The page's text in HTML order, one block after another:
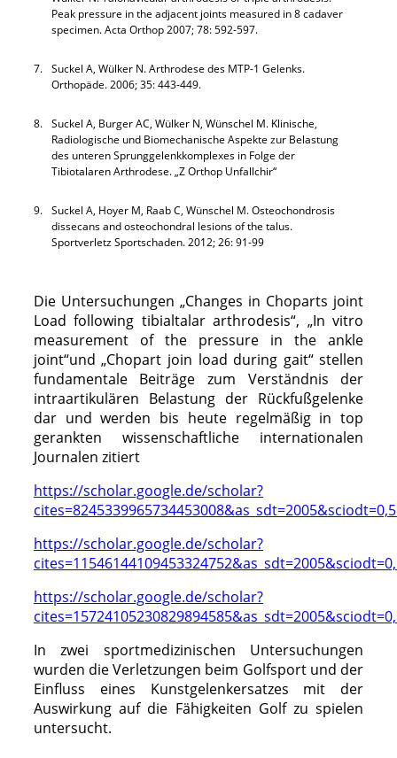
Peak pressure in the adjacent joints measured in 8 cadaver
specimen. Acta Orthop 2007; 78: 592-597.
7. Suckel A, Wülker N. Arthrodese des MTP-1 Gelenks.
Orthopäde. 2006; 35: 443-449.
8. Suckel A, Burger AC, Wülker N, Wünschel M. Klinische,
Radiologische und Biomechanische Aspekte zur Belastung
des unteren Sprunggelenkkomplexes in Folge der
Tibiotalaren Arthrodese. „Z Orthop Unfallchir“
9. Suckel A, Hoyer M, Raab C, Wünschel M. Osteochondrosis
dissecans and osteochondral lesions of the talus.
Sportverletz Sportschaden. 2012; 26: 91-99
Die Untersuchungen „Changes in Choparts joint
Load following tibialtalar arthrodesis“, „In vitro
measurement of the pressure in the ankle
joint“und „Chopart join load during gait“ stellen
fundamentale Beiträge zum Verständnis der
intraartikulären Belastung der Rückfußgelenke
dar und werden bis heute regelmäßig in top
gerankten wissenschaftliche internationalen
Journalen zitiert
https://scholar.google.de/scholar?
https://scholar.google.de/scholar?
https://scholar.google.de/scholar?
In zwei sportmedizinischen Untersuchungen
wurden die Verletzungen beim Golfsport und der
Einfluss eines Kunstgelenkersatzes mit der
Auswirkung auf die Fähigkeiten Golf zu spielen
untersucht.